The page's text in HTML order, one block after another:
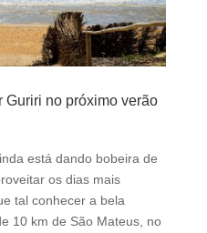
Guriri no próximo verão
está dando bobeira de
os dias mais
tal conhecer a bela
10 km de São Mateus, no